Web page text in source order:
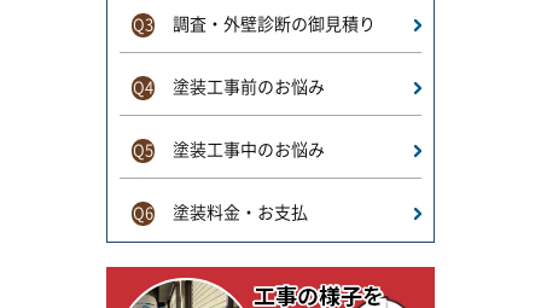
Q3 調査・外壁診断の御見積り
Q4 塗装工事前のお悩み
Q5 塗装工事中のお悩み
Q6 塗装料金・お支払